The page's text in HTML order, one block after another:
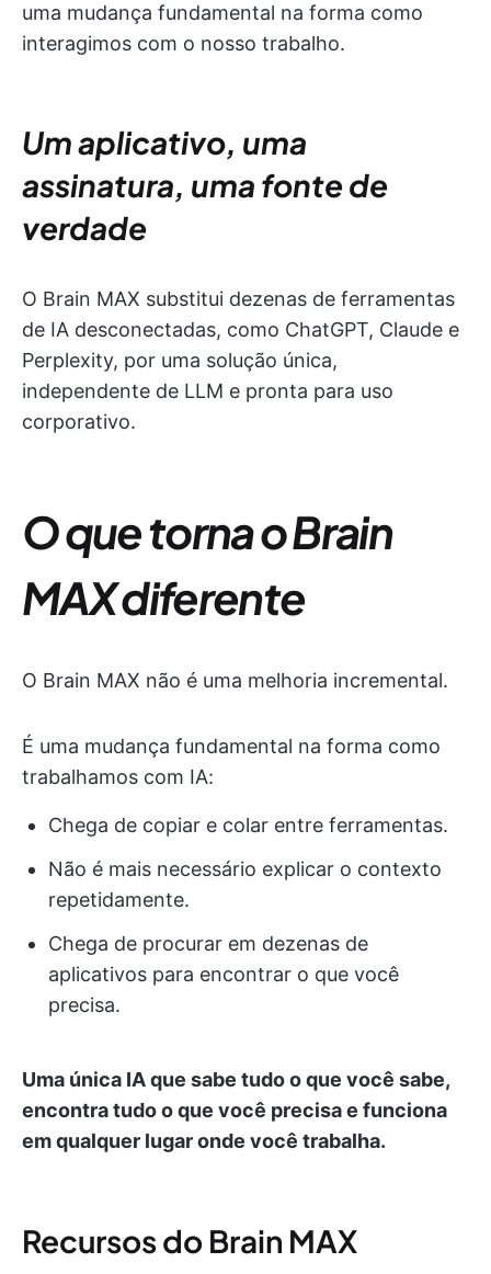
uma mudança fundamental na forma como
interagimos com o nosso trabalho.
Um aplicativo, uma
assinatura, uma fonte de
verdade
O Brain MAX substitui dezenas de ferramentas
de IA desconectadas, como ChatGPT, Claude e
Perplexity, por uma solução única,
independente de LLM e pronta para uso
corporativo.
O que torna o Brain
MAX diferente
O Brain MAX não é uma melhoria incremental.
É uma mudança fundamental na forma como
trabalhamos com IA:
Chega de copiar e colar entre ferramentas.
Não é mais necessário explicar o contexto
repetidamente.
Chega de procurar em dezenas de
aplicativos para encontrar o que você
precisa.
Uma única IA que sabe tudo o que você sabe,
encontra tudo o que você precisa e funciona
em qualquer lugar onde você trabalha.
Recursos do Brain MAX